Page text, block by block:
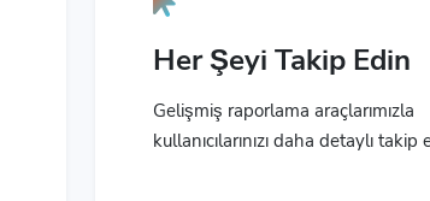
Her Şeyi Takip Edin
Gelişmiş raporlama araçlarımızla
kullanıcılarınızı daha detaylı takip